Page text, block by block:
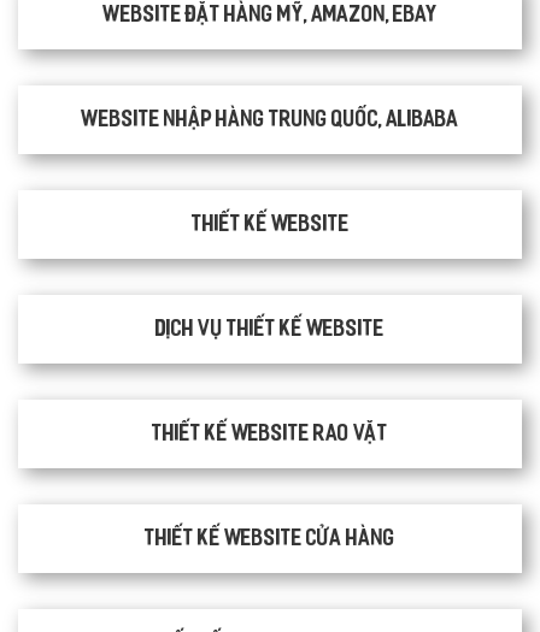
Website đặt hàng Mỹ, Amazon, Ebay
Website nhập hàng Trung Quốc, Alibaba
Thiết kế website
Dịch vụ thiết kế website
thiết kế website rao vặt
Thiết kế website cửa hàng